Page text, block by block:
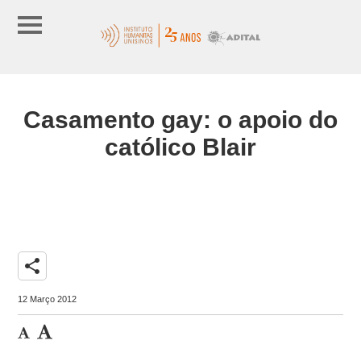
Casamento gay: o apoio do
católico Blair
share
12 Março 2012